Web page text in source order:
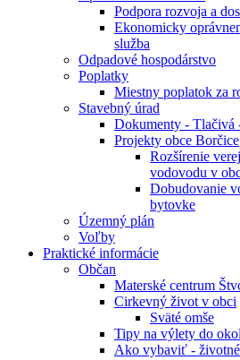
Podpora rozvoja a
Ekonomicky
služba
Odpadové hospodárstvo
Poplatky
Miestny poplatok za
Stavebný úrad
Dokumenty - Tlačivá
Projekty obce Borčice
Rozšírenie
vodovodu v
Dobudovanie
bytovke
Územný plán
Voľby
Praktické informácie
Občan
Materské centrum
Cirkevný život v obci
Sväté omše
Tipy na výlety do
Ako vybaviť -